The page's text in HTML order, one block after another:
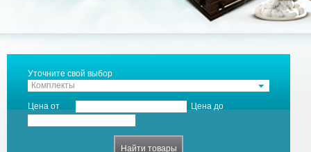
Уточните свой выбор
Комплекты
Цена от Цена до